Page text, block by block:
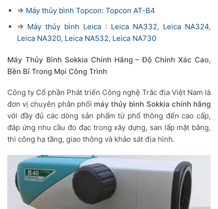
=> Máy thủy bình Topcon: Topcon AT-B4
=> Máy thủy bình Leica : Leica NA332, Leica NA324,
Leica NA320, Leica NA532, Leica NA730
Máy Thủy Bình Sokkia Chính Hãng – Độ Chính Xác Cao,
Bền Bỉ Trong Mọi Công Trình
Công ty Cổ phần Phát triển Công nghệ Trắc địa Việt Nam là
đơn vị chuyên phân phối máy thủy bình Sokkia chính hãng
với đầy đủ các dòng sản phẩm từ phổ thông đến cao cấp,
đáp ứng nhu cầu đo đạc trong xây dựng, san lấp mặt bằng,
thi công hạ tầng, giao thông và khảo sát địa hình.